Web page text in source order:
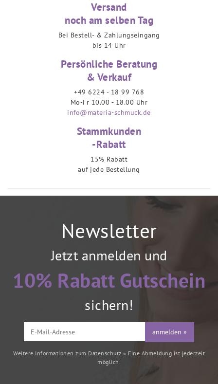
Versand
noch am selben Tag
Bei Bestell- & Zahlungseingang
bis 14 Uhr
Persönliche Beratung
& Verkauf
+49 6224 - 18 99 768
Mo-Fr 10.00 - 18.00 Uhr
info@materia-schmuck.de
Stammkunden
-Rabatt
15% Rabatt
auf jede Bestellung
Newsletter
Jetzt anmelden und
10% Rabatt Gutschein
sichern!
anmelden »
Weitere Informationen zum Datenschutz » Eine Abmeldung ist jederzeit
möglich.